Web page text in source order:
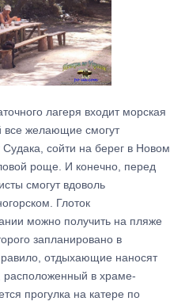
лагеря входит морская
все желающие смогут
Судака, сойти на берег в Новом
роще. И конечно, перед
смогут вдоволь
Глоток
можно получить на пляже
запланировано в
отдыхающие наносят
расположенный в храме-
прогулка на катере по